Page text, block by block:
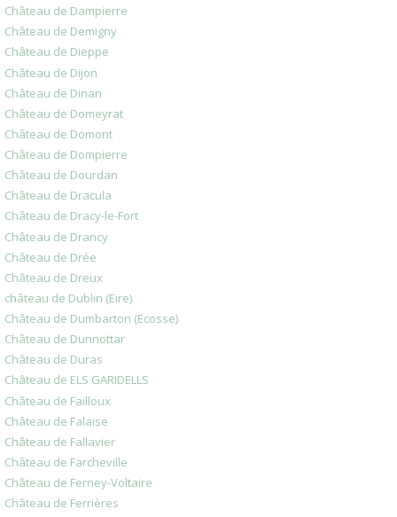
Château de Dampierre
Château de Demigny
Château de Dieppe
Château de Dijon
Château de Dinan
Château de Domeyrat
Château de Domont
Château de Dompierre
Château de Dourdan
Château de Dracula
Château de Dracy-le-Fort
Château de Drancy
Château de Drée
Château de Dreux
château de Dublin (Eire)
Château de Dumbarton (Ecosse)
Château de Dunnottar
Château de Duras
Château de ELS GARIDELLS
Château de Failloux
Château de Falaise
Château de Fallavier
Château de Farcheville
Château de Ferney-Voltaire
Château de Ferrières